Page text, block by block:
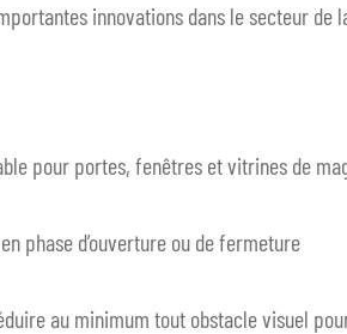
innovations dans le secteur de
pour portes, fenêtres et vitrines de
phase d’ouverture ou de fermeture
au minimum tout obstacle visuel